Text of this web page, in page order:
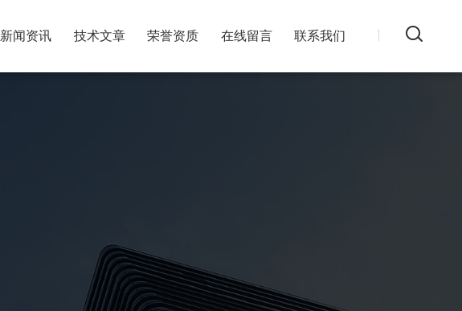
新闻资讯 技术文章 荣誉资质 在线留言 联系我们